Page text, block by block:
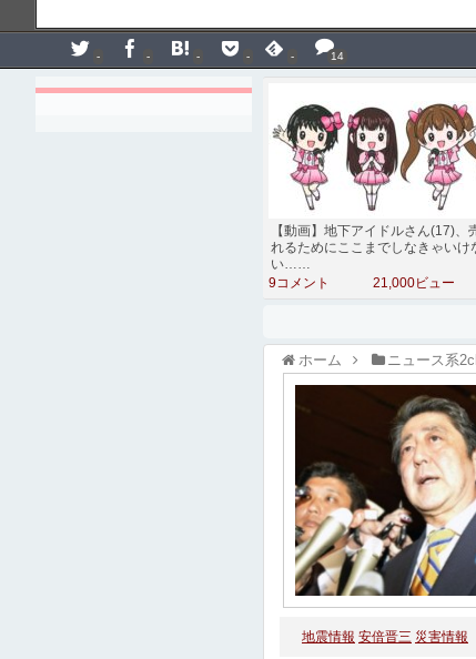
- - - - - 14
【動画】地下アイドルさん(17)、
れるためにここまでしなきゃいけ
い……
9コメント
21,000ビュー
ホーム ニュース系
地震情報 安倍晋三 災害情報